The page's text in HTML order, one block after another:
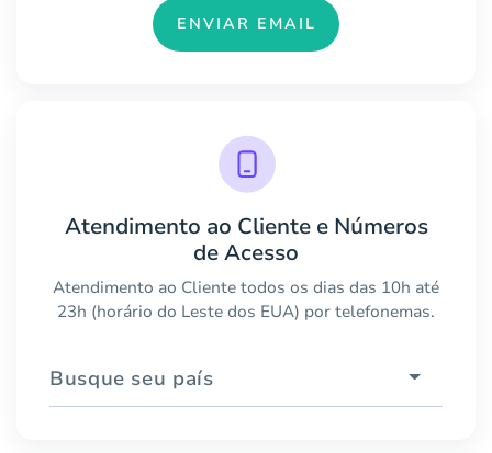
ENVIAR EMAIL
Atendimento ao Cliente e Números
de Acesso
Atendimento ao Cliente todos os dias das 10h até
23h (horário do Leste dos EUA) por telefonemas.
Busque seu país